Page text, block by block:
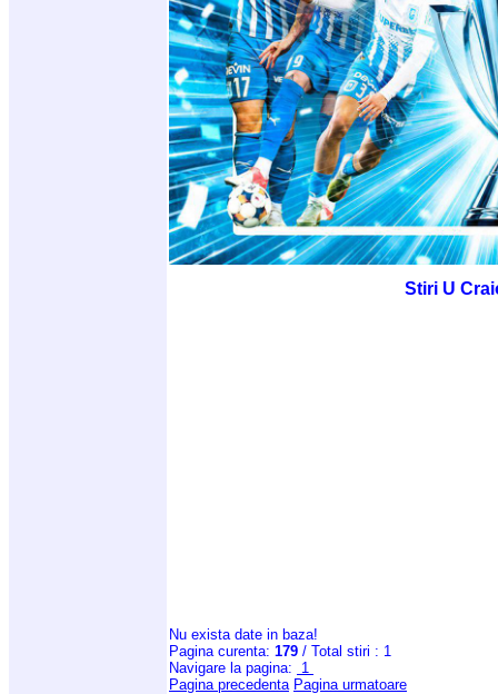
Stiri U
Nu exista date in baza!
Pagina curenta: 179 / Total stiri : 1
Navigare la pagina:
1
Pagina precedenta Pagina urmatoare